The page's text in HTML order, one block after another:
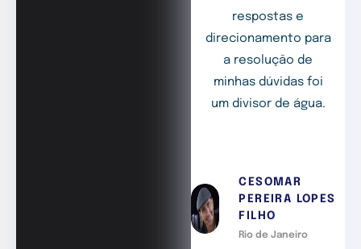
respostas e
direcionamento para
a resolução de
minhas dúvidas foi
um divisor de água.
CESOMAR
PEREIRA LOPES
FILHO
Rio de Janeiro